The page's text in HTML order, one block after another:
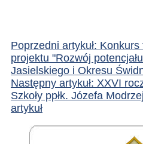
Poprzedni artykuł:
projektu "Rozwój
Jasielskiego i Okresu
Następny artykuł: XXVI
Szkoły ppłk. Józefa
artykuł